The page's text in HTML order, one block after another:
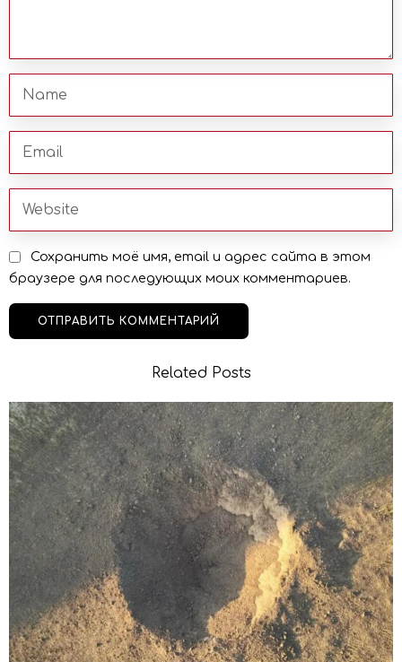
Сохранить моё имя, email и адрес сайта в этом
браузере для последующих моих комментариев.
Related Posts